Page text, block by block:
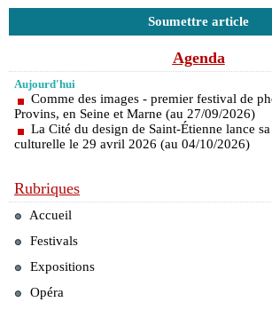
Soumettre article
Agenda
Aujourd'hui
Comme des images - premier festival de
Provins, en Seine et Marne (au 27/09/2026)
La Cité du design de Saint-Étienne lance
culturelle le 29 avril 2026 (au 04/10/2026)
Rubriques
Accueil
Festivals
Expositions
Opéra